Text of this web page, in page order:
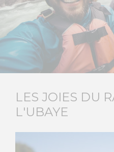
LES JOIES DU
L'UBAYE